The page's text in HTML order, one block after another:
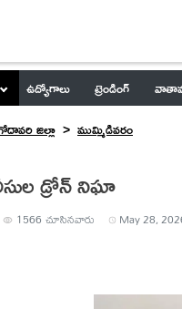
ఉద్యోగాలు ట్రెండింగ్
జిల్లా ముమ్మిడివరం
డ్రోన్ నిఘా
1566 చూసినవారు May 28,